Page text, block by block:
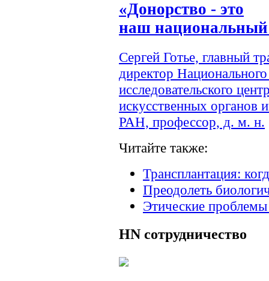
«Донорство - это
наш национальный
Сергей Готье, главный
директор
исследовательского
искусственных
РАН, профессор, д. м. н.
Читайте также:
Трансплантация:
Преодолеть
Этические
HN сотрудничество